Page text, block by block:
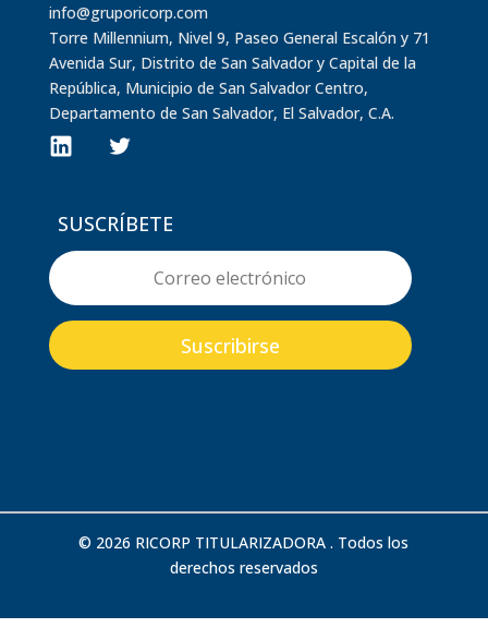
info@gruporicorp.com
Torre Millennium, Nivel 9, Paseo General Escalón y 71
Avenida Sur, Distrito de San Salvador y Capital de la
República, Municipio de San Salvador Centro,
Departamento de San Salvador, El Salvador, C.A.
SUSCRÍBETE
Suscribirse
© 2026 RICORP TITULARIZADORA . Todos los
derechos reservados